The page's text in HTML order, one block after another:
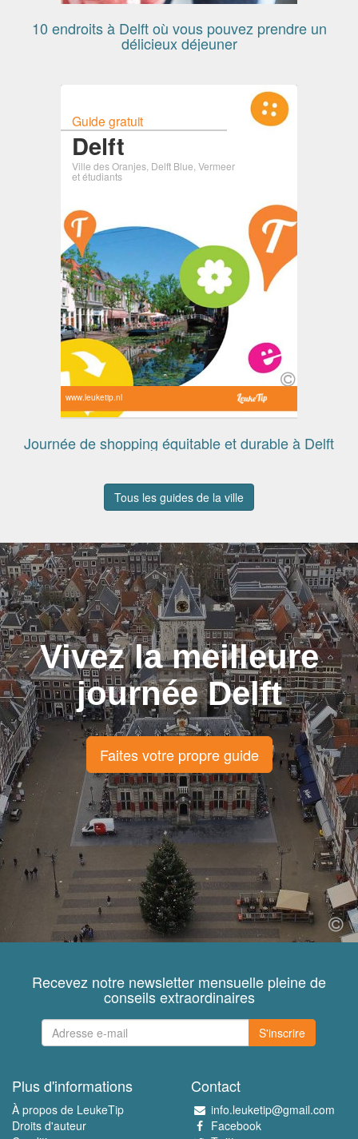
10 endroits à Delft où vous pouvez prendre un
délicieux déjeuner
Guide gratuit
Delft
Ville des Oranjes, Delft Blue, Vermeer
et étudiants
www.leuketip.nl
Journée de shopping équitable et durable à Delft
Tous les guides de la ville
Vivez la meilleure
journée Delft
Faites votre propre guide
Recevez notre newsletter mensuelle pleine de
conseils extraordinaires
S'inscrire
Plus d'informations
À propos de LeukeTip
Droits d'auteur
Contact
info.leuketip@gmail.com
Facebook